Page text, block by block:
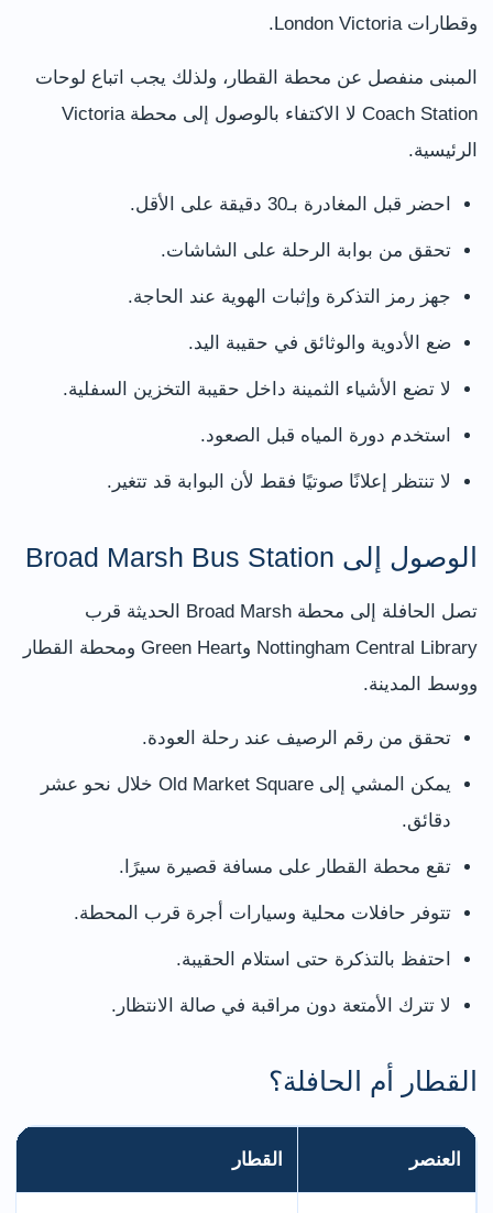
وقطارات London Victoria.
المبنى منفصل عن محطة القطار، ولذلك يجب اتباع لوحات
Coach Station لا الاكتفاء بالوصول إلى محطة Victoria
الرئيسية.
احضر قبل المغادرة بـ30 دقيقة على الأقل.
تحقق من بوابة الرحلة على الشاشات.
جهز رمز التذكرة وإثبات الهوية عند الحاجة.
ضع الأدوية والوثائق في حقيبة اليد.
لا تضع الأشياء الثمينة داخل حقيبة التخزين السفلية.
استخدم دورة المياه قبل الصعود.
لا تنتظر إعلانًا صوتيًا فقط لأن البوابة قد تتغير.
الوصول إلى Broad Marsh Bus Station
تصل الحافلة إلى محطة Broad Marsh الحديثة قرب
Nottingham Central Library وGreen Heart ومحطة القطار
ووسط المدينة.
تحقق من رقم الرصيف عند رحلة العودة.
يمكن المشي إلى Old Market Square خلال نحو عشر
دقائق.
تقع محطة القطار على مسافة قصيرة سيرًا.
تتوفر حافلات محلية وسيارات أجرة قرب المحطة.
احتفظ بالتذكرة حتى استلام الحقيبة.
لا تترك الأمتعة دون مراقبة في صالة الانتظار.
القطار أم الحافلة؟
العنصر القطار